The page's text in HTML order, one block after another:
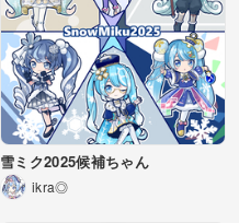
雪ミク2025候補ちゃん
ikra◎